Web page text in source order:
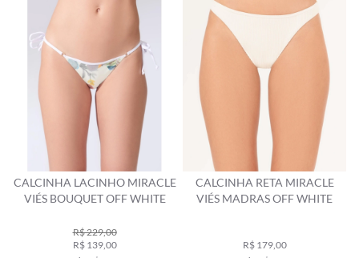
CALCINHA LACINHO MIRACLE
VIÉS BOUQUET OFF WHITE
R$ 229,00
R$ 139,00
CALCINHA RETA MIRACLE
VIÉS MADRAS OFF WHITE
R$ 179,00